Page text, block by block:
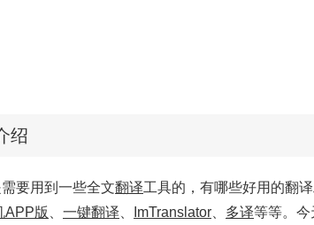
绍
要用到一些全文翻译工具的，有哪些好用的翻
APP版 一键翻译 ImTranslator 多译等等。今